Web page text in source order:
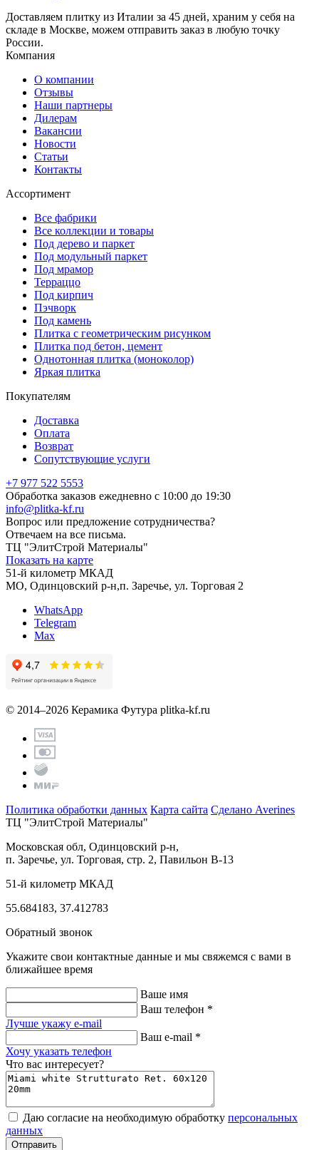
Доставляем плитку из Италии за 45 дней, храним у себя на
складе в Москве, можем отправить заказ в любую точку
России.
Компания
О компании
Отзывы
Наши партнеры
Дилерам
Вакансии
Новости
Статьи
Контакты
Ассортимент
Все фабрики
Все коллекции и товары
Под дерево и паркет
Под модульный паркет
Под мрамор
Терраццо
Под кирпич
Пэчворк
Под камень
Плитка с геометрическим рисунком
Плитка под бетон, цемент
Однотонная плитка (моноколор)
Яркая плитка
Покупателям
Доставка
Оплата
Возврат
Сопутствующие услуги
+7 977 522 5553
Обработка заказов ежедневно с 10:00 до 19:30
info@plitka-kf.ru
Вопрос или предложение сотрудничества?
Отвечаем на все письма.
ТЦ "ЭлитСтрой Материалы"
Показать на карте
51-й километр МКАД
МО, Одинцовский р-н,п. Заречье, ул. Торговая 2
WhatsApp
Telegram
Max
© 2014–2026 Керамика Футура plitka-kf.ru
Политика обработки данных Карта сайта Сделано Averines
ТЦ "ЭлитСтрой Материалы"
Московская обл, Одинцовский р-н,
п. Заречье, ул. Торговая, стр. 2, Павильон В-13
51-й километр МКАД
55.684183, 37.412783
Обратный звонок
Укажите свои контактные данные и мы свяжемся с вами в
ближайшее время
Ваше имя
Ваш телефон *
Лучше укажу e-mail
Ваш e-mail *
Хочу указать телефон
Что вас интересует?
Даю согласие на необходимую обработку персональных
данных
Отправить